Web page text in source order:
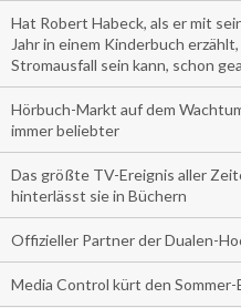
Hat Robert Habeck, als er mit
Jahr in einem Kinderbuch
Stromausfall sein kann, schon
Hörbuch-Markt auf dem
immer beliebter
Das größte TV-Ereignis aller
hinterlässt sie in Büchern
Offizieller Partner der Dualen-
Media Control kürt den